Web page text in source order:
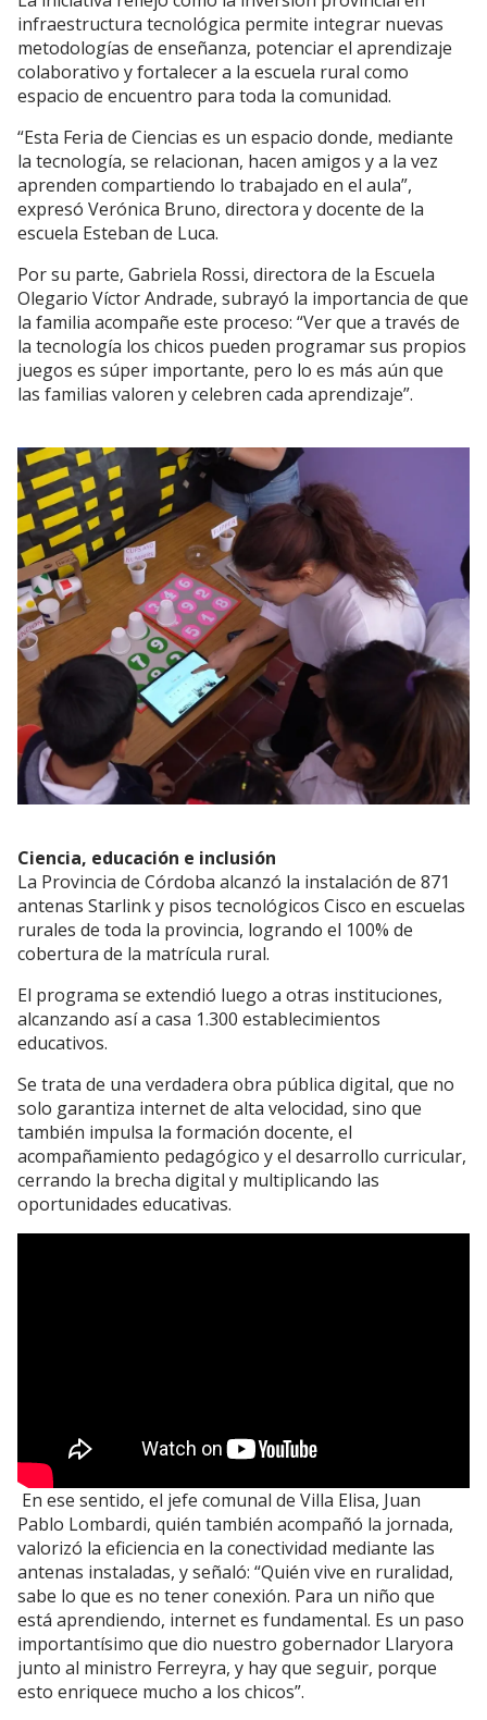
infraestructura tecnológica permite integrar nuevas
metodologías de enseñanza, potenciar el aprendizaje
colaborativo y fortalecer a la escuela rural como
espacio de encuentro para toda la comunidad.
“Esta Feria de Ciencias es un espacio donde, mediante
la tecnología, se relacionan, hacen amigos y a la vez
aprenden compartiendo lo trabajado en el aula”,
expresó Verónica Bruno, directora y docente de la
escuela Esteban de Luca.
Por su parte, Gabriela Rossi, directora de la Escuela
Olegario Víctor Andrade, subrayó la importancia de que
la familia acompañe este proceso: “Ver que a través de
la tecnología los chicos pueden programar sus propios
juegos es súper importante, pero lo es más aún que
las familias valoren y celebren cada aprendizaje”.
Ciencia, educación e inclusión
La Provincia de Córdoba alcanzó la instalación de 871
antenas Starlink y pisos tecnológicos Cisco en escuelas
rurales de toda la provincia, logrando el 100% de
cobertura de la matrícula rural.
El programa se extendió luego a otras instituciones,
alcanzando así a casa 1.300 establecimientos
educativos.
Se trata de una verdadera obra pública digital, que no
solo garantiza internet de alta velocidad, sino que
también impulsa la formación docente, el
acompañamiento pedagógico y el desarrollo curricular,
cerrando la brecha digital y multiplicando las
oportunidades educativas.
En ese sentido, el jefe comunal de Villa Elisa, Juan
Pablo Lombardi, quién también acompañó la jornada,
valorizó la eficiencia en la conectividad mediante las
antenas instaladas, y señaló: “Quién vive en ruralidad,
sabe lo que es no tener conexión. Para un niño que
está aprendiendo, internet es fundamental. Es un paso
importantísimo que dio nuestro gobernador Llaryora
junto al ministro Ferreyra, y hay que seguir, porque
esto enriquece mucho a los chicos”.